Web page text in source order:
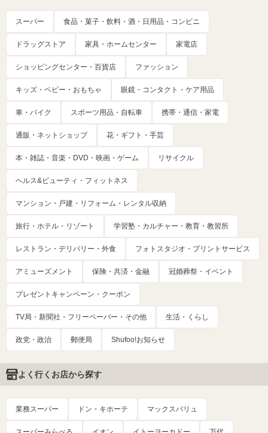
スーパー 食品・菓子・飲料・酒・日用品・コンビニ
ドラッグストア 家具・ホームセンター 家電店
ショッピングセンター・百貨店 ファッション
キッズ・ベビー・おもちゃ 眼鏡・コンタクト・ケア用品
車・バイク スポーツ用品・自転車 携帯・通信・家電
通販・ネットショップ 花・ギフト・手芸
本・雑誌・音楽・DVD・映画・ゲーム リサイクル
ヘルス&ビューティ・フィットネス
マンション・戸建・リフォーム・レンタル収納
旅行・ホテル・リゾート 学習塾・カルチャー・教育・教習所
レストラン・デリバリー・外食 フォトスタジオ・プリントサービス
アミューズメント 保険・共済・金融 冠婚葬祭・イベント
プレゼントキャンペーン・クーポン
TV局・新聞社・フリーペーパー・その他 生活・くらし
政党・政治 郵便局 Shufoo!お知らせ
よく行くお店から探す
業務スーパー ドン・キホーテ マックスバリュ